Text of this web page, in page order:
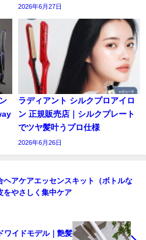
2026年6月27日
ラディアント シルクプロアイロ
ン 正規販売店｜シルクプレート
でツヤ髪叶うプロ仕様
2026年6月26日
ヘアケアエッセンスキット（ボトルな
をやさしく集中ケア
ワイドモデル｜艶髪